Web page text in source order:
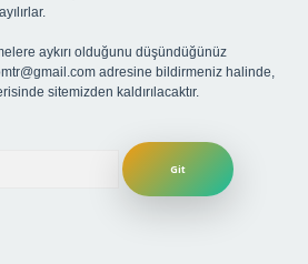
aykırı olduğunu düşündüğünüz
adresine bildirmeniz halinde,
sitemizden kaldırılacaktır.